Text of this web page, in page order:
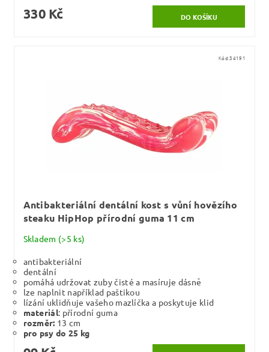
330 Kč
Kód:34191
Antibakteriální dentální kost s vůní hovězího
steaku HipHop přírodní guma 11 cm
Skladem (>5 ks)
antibakteriální
dentální
pomáhá udržovat zuby čisté a masíruje dásně
lze naplnit například paštikou
lízání uklidňuje vašeho mazlíčka a poskytuje klid
materiál: přírodní guma
rozměr: 13 cm
pro psy do 25 kg